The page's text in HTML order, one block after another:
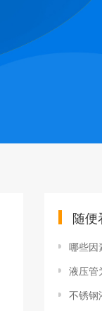
随便
哪些因素影
液压管为什
不锈钢液压